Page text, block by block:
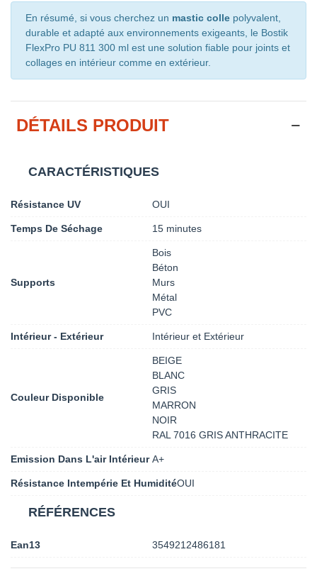
En résumé, si vous cherchez un mastic colle polyvalent,
durable et adapté aux environnements exigeants, le Bostik
FlexPro PU 811 300 ml est une solution fiable pour joints et
collages en intérieur comme en extérieur.
DÉTAILS PRODUIT
CARACTÉRISTIQUES
Résistance UV OUI
Temps De Séchage 15 minutes
Supports
Bois
Béton
Murs
Métal
PVC
Intérieur - Extérieur Intérieur et Extérieur
Couleur Disponible
BEIGE
BLANC
GRIS
MARRON
NOIR
RAL 7016 GRIS ANTHRACITE
Emission Dans L'air Intérieur A+
Résistance Intempérie Et HumiditéOUI
RÉFÉRENCES
Ean13 3549212486181